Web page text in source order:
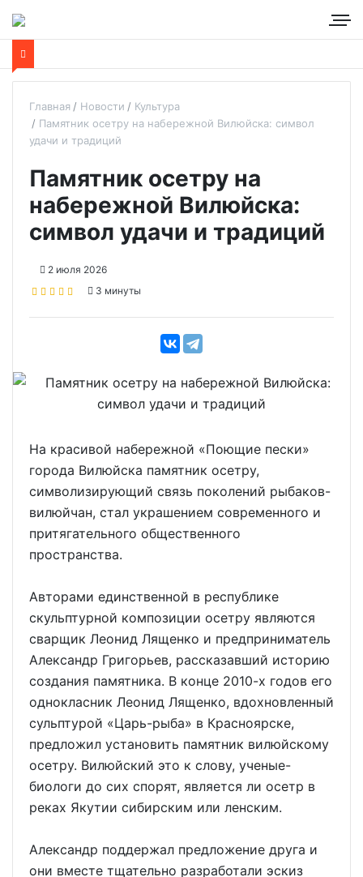
Главная Новости
Культура
Памятник осетру на набережной Вилюйска: символ
удачи и традиций
Памятник осетру на
набережной Вилюйска:
символ удачи и традиций
2 июля 2026
3 минуты
На красивой набережной «Поющие пески»
города Вилюйска памятник осетру,
символизирующий связь поколений рыбаков-
вилюйчан, стал украшением современного и
притягательного общественного
пространства.
Авторами единственной в республике
скульптурной композиции осетру являются
сварщик Леонид Лященко и предприниматель
Александр Григорьев, рассказавший историю
создания памятника. В конце 2010-х годов его
однокласник Леонид Лященко, вдохновленный
сульптурой «Царь-рыба» в Красноярске,
предложил установить памятник вилюйскому
осетру. Вилюйский это к слову, ученые-
биологи до сих спорят, является ли осетр в
реках Якутии сибирским или ленским.
Александр поддержал предложение друга и
они вместе тщательно разработали эскиз